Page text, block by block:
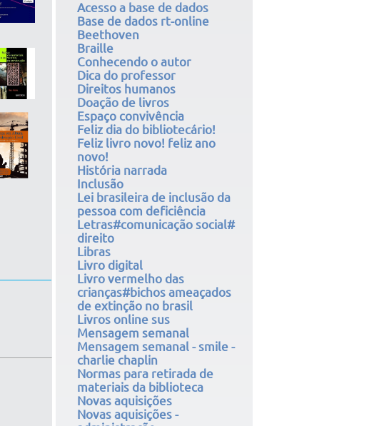
Acesso a base de dados
Base de dados rt-online
Beethoven
Braille
Conhecendo o autor
Dica do professor
Direitos humanos
Doação de livros
Espaço convivência
Feliz dia do bibliotecário!
Feliz livro novo! feliz ano
novo!
História narrada
Inclusão
Lei brasileira de inclusão da
pessoa com deficiência
Letras#comunicação social#
direito
Libras
Livro digital
Livro vermelho das
crianças#bichos ameaçados
de extinção no brasil
Livros online sus
Mensagem semanal
Mensagem semanal - smile -
charlie chaplin
Normas para retirada de
materiais da biblioteca
Novas aquisições
Novas aquisições -